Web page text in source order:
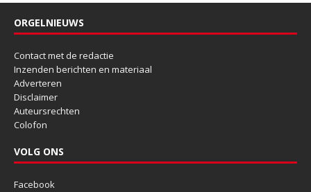
ORGELNIEUWS
Contact met de redactie
Inzenden berichten en materiaal
Adverteren
Disclaimer
Auteursrechten
Colofon
VOLG ONS
Facebook